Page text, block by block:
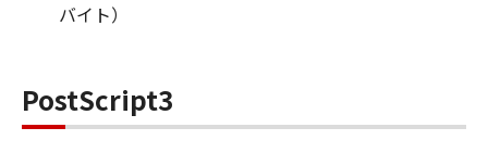
バイト）
PostScript3